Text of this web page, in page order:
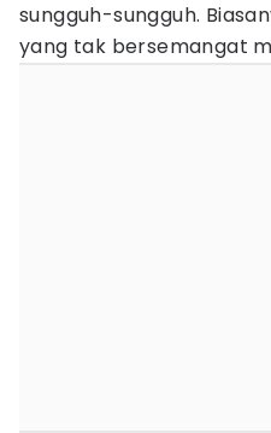
sungguh-sungguh.
yang tak bersemangat